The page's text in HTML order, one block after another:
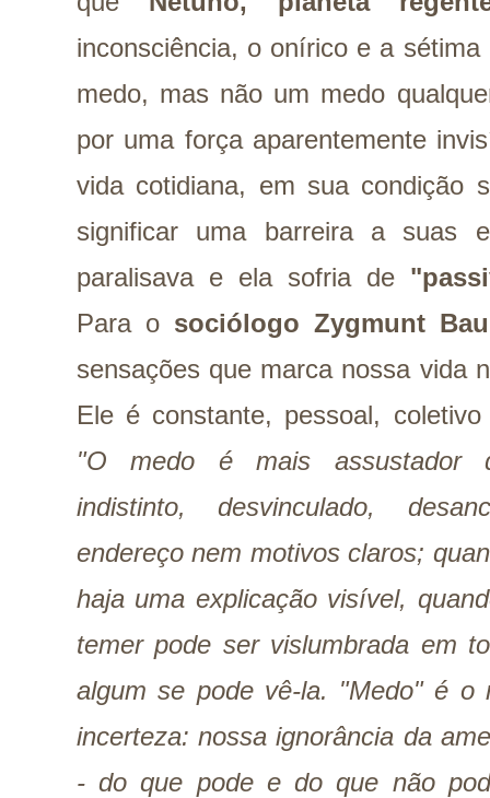
inconsciência, o onírico e a
medo, mas não um medo
por uma força aparentemente
vida cotidiana, em sua condição
significar uma barreira a suas
paralisava e ela sofria de
Para o sociólogo Zygmunt
sensações que marca nossa vida
Ele é constante, pessoal,
"O medo é mais assustador
indistinto, desvinculado,
endereço nem motivos claros;
haja uma explicação visível,
temer pode ser vislumbrada em
algum se pode vê-la. "Medo" é o
incerteza: nossa ignorância da
- do que pode e do que não